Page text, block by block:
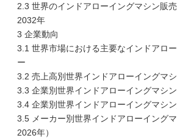
2.3 世界のインドアローイングマシン販
2032年
3 企業動向
3.1 世界市場における主要なインドアロ
ー
3.2 売上高別世界インドアローイングマ
3.3 企業別世界インドアローイングマシ
3.4 企業別世界インドアローイングマシ
3.5 メーカー別世界インドアローイング
2026年）